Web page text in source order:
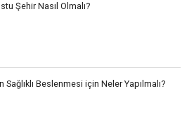
Şehir Nasıl Olmalı?
Sağlıklı Beslenmesi için Neler Yapılmalı?